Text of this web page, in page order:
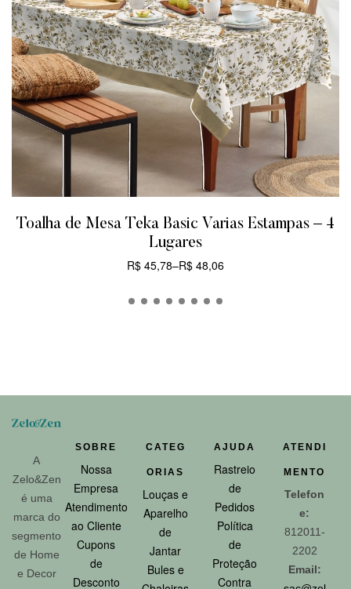
Toalha de Mesa Teka Basic Varias Estampas – 4
Lugares
R$ 45,78–R$ 48,06
A
Zelo&Zen
é uma
marca do
segmento
de Home
e Decor
SOBRE
Nossa
Empresa
Atendimento
ao Cliente
Cupons
de
Desconto
CATEG
ORIAS
Louças e
Aparelho
de
Jantar
Bules e
AJUDA
Rastreio
de
Pedidos
Política
de
Proteção
Contra
ATENDI
MENTO
Telefon
e:
812011-
2202
Email: